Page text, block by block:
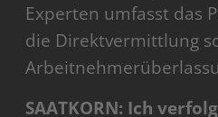
Experten umfasst das
die Direktvermittlung
SAATKORN: Ich